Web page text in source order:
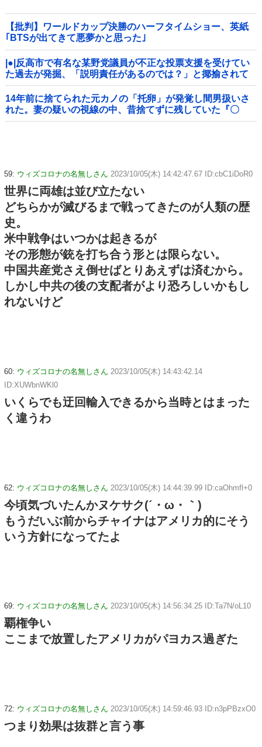
【批判】ワールドカップ決勝のハーフタイムショー、英紙
｢BTSが出てきて悪夢かと思った｣
|●|反高市で有名な某野党議員が不正な投票支援を受けてい
た過去が発掘、「説明責任があるのでは？」と揶揄されて
おり……
14年前に捨てられた元カノの「托卵」が発覚し間男扱いさ
れた。妻の疑いの視線の中、昔捨てずに残していた『〇
〇』を持ち出した結果←修理屋のオッサンの技術力とノリ
59: ウィズコロナの名無しさん 2023/10/05(木) 14:42:47.67 ID:cbC1iDoR0
世界に両雄は並び立たない
どちらかが滅びるまで戦ってきたのが人類の歴
史。
米中戦争はいつかは起きるが
その形態が銃を打ち合う形とは限らない。
中国共産党さえ倒せばとりあえずは済むから。
しかし中共の後の支配者がより恐ろしいかもし
れないけど
60: ウィズコロナの名無しさん 2023/10/05(木) 14:43:42.14
ID:XUWbnWKl0
いくらでも迂回輸入できるから当時とはまった
く違うわ
62: ウィズコロナの名無しさん 2023/10/05(木) 14:44:39.99 ID:caOhmfl+0
今頃気づいたんかヌケサク(´・ω・｀)
もうだいぶ前からチャイナはアメリカ的にそう
いう方針になってたよ
69: ウィズコロナの名無しさん 2023/10/05(木) 14:56:34.25 ID:Ta7N/oL10
覇権争い
ここまで放置したアメリカがパヨカス過ぎた
72: ウィズコロナの名無しさん 2023/10/05(木) 14:59:46.93 ID:n3pPBzxO0
つまり効果は抜群と言う事